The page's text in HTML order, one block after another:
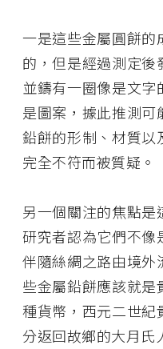
一是這些金屬圓餅的
的，但是經過測定後
並鑄有一圈像是文
是圖案，據此推測
鉛餅的形制、材質以
完全不符而被質疑。
另一個關注的焦點
研究者認為它們不像
伴隨絲綢之路由境外
些金屬鉛餅應該就
種貨幣，西元二世紀
分返回故鄉的大月氏